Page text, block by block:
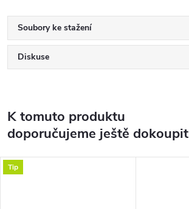
Soubory ke stažení
Diskuse
K tomuto produktu
doporučujeme ještě dokoupit
Tip